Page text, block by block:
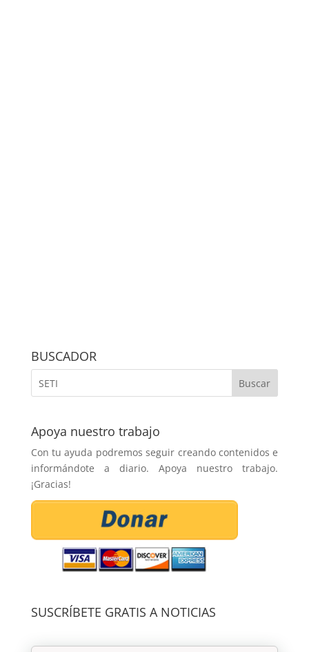
BUSCADOR
Apoya nuestro trabajo
Con tu ayuda podremos seguir creando contenidos e
informándote a diario. Apoya nuestro trabajo.
¡Gracias!
SUSCRÍBETE GRATIS A NOTICIAS